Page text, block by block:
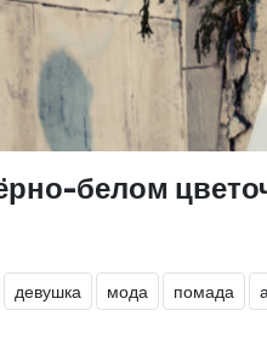
белом
девушка мода помада